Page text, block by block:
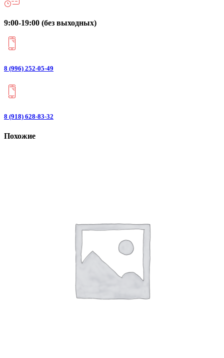
9:00-19:00 (без выходных)
8 (996) 252-05-49
8 (918) 628-83-32
Похожие